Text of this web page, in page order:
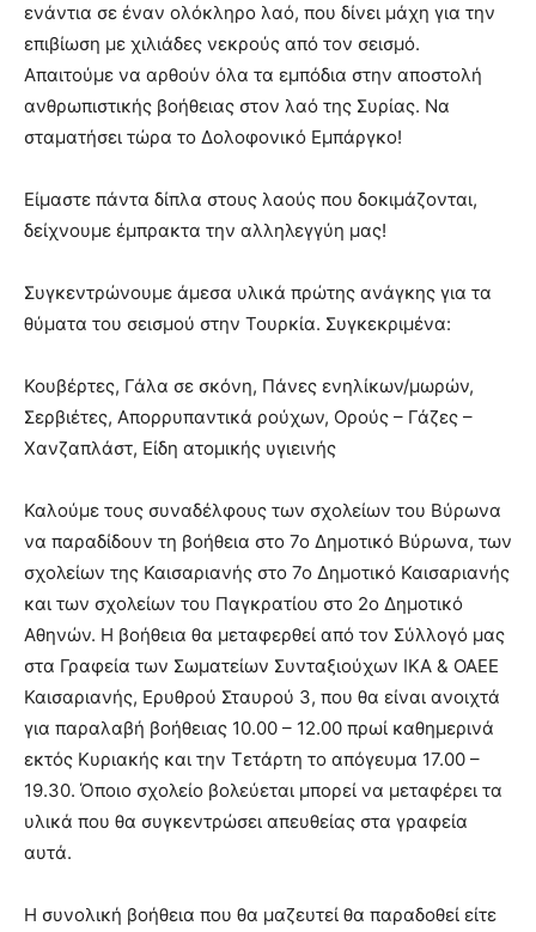
ενάντια σε έναν ολόκληρο λαό, που δίνει μάχη για την
επιβίωση με χιλιάδες νεκρούς από τον σεισμό.
Απαιτούμε να αρθούν όλα τα εμπόδια στην αποστολή
ανθρωπιστικής βοήθειας στον λαό της Συρίας. Να
σταματήσει τώρα το Δολοφονικό Εμπάργκο!
Είμαστε πάντα δίπλα στους λαούς που δοκιμάζονται,
δείχνουμε έμπρακτα την αλληλεγγύη μας!
Συγκεντρώνουμε άμεσα υλικά πρώτης ανάγκης για τα
θύματα του σεισμού στην Τουρκία. Συγκεκριμένα:
Κουβέρτες, Γάλα σε σκόνη, Πάνες ενηλίκων/μωρών,
Σερβιέτες, Απορρυπαντικά ρούχων, Ορούς – Γάζες –
Χανζαπλάστ, Είδη ατομικής υγιεινής
Καλούμε τους συναδέλφους των σχολείων του Βύρωνα
να παραδίδουν τη βοήθεια στο 7ο Δημοτικό Βύρωνα, των
σχολείων της Καισαριανής στο 7ο Δημοτικό Καισαριανής
και των σχολείων του Παγκρατίου στο 2ο Δημοτικό
Αθηνών. Η βοήθεια θα μεταφερθεί από τον Σύλλογό μας
στα Γραφεία των Σωματείων Συνταξιούχων ΙΚΑ & ΟΑΕΕ
Καισαριανής, Ερυθρού Σταυρού 3, που θα είναι ανοιχτά
για παραλαβή βοήθειας 10.00 – 12.00 πρωί καθημερινά
εκτός Κυριακής και την Τετάρτη το απόγευμα 17.00 –
19.30. Όποιο σχολείο βολεύεται μπορεί να μεταφέρει τα
υλικά που θα συγκεντρώσει απευθείας στα γραφεία
αυτά.
Η συνολική βοήθεια που θα μαζευτεί θα παραδοθεί είτε